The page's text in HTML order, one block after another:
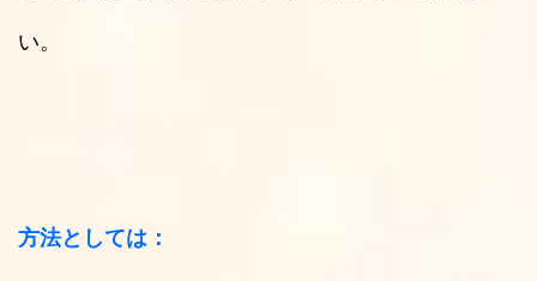
い。
方法としては：